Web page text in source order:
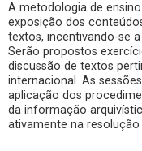
A metodologia de
exposição dos
textos, incentivando-se
Serão propostos
discussão de textos
internacional. As
aplicação dos
da informação
ativamente na resolução